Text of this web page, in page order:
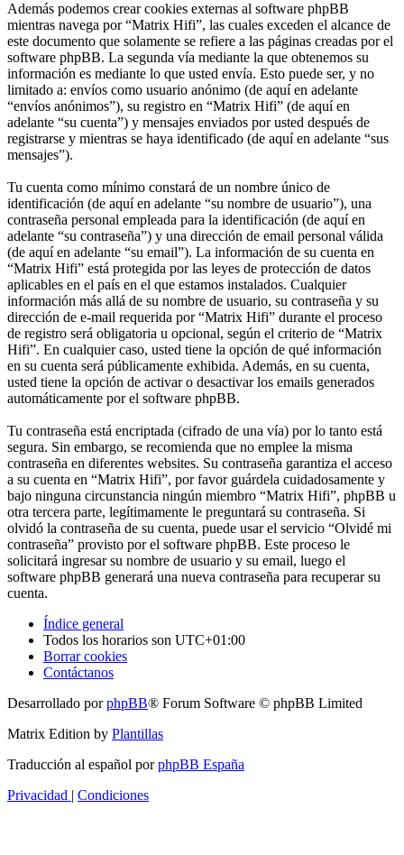
Además podemos crear cookies externas al software phpBB
mientras navega por “Matrix Hifi”, las cuales exceden el alcance de
este documento que solamente se refiere a las páginas creadas por el
software phpBB. La segunda vía mediante la que obtenemos su
información es mediante lo que usted envía. Esto puede ser, y no
limitado a: envíos como usuario anónimo (de aquí en adelante
“envíos anónimos”), su registro en “Matrix Hifi” (de aquí en
adelante “su cuenta”) y mensajes enviados por usted después de
registrarse y mientras se haya identificado (de aquí en adelante “sus
mensajes”).
Tu cuenta como mínimo constará de un nombre único de
identificación (de aquí en adelante “su nombre de usuario”), una
contraseña personal empleada para la identificación (de aquí en
adelante “su contraseña”) y una dirección de email personal válida
(de aquí en adelante “su email”). La información de su cuenta en
“Matrix Hifi” está protegida por las leyes de protección de datos
aplicables en el país en el que estamos instalados. Cualquier
información más allá de su nombre de usuario, su contraseña y su
dirección de e-mail requerida por “Matrix Hifi” durante el proceso
de registro será obligatoria u opcional, según el criterio de “Matrix
Hifi”. En cualquier caso, usted tiene la opción de qué información
en su cuenta será públicamente exhibida. Además, en su cuenta,
usted tiene la opción de activar o desactivar los emails generados
automáticamente por el software phpBB.
Tu contraseña está encriptada (cifrado de una vía) por lo tanto está
segura. Sin embargo, se recomienda que no emplee la misma
contraseña en diferentes websites. Su contraseña garantiza el acceso
a su cuenta en “Matrix Hifi”, por favor guárdela cuidadosamente y
bajo ninguna circunstancia ningún miembro “Matrix Hifi”, phpBB u
otra tercera parte, legítimamente le preguntará su contraseña. Si
olvidó la contraseña de su cuenta, puede usar el servicio “Olvidé mi
contraseña” provisto por el software phpBB. Este proceso le
solicitará ingresar su nombre de usuario y su email, luego el
software phpBB generará una nueva contraseña para recuperar su
cuenta.
Índice general
Todos los horarios son UTC+01:00
Borrar cookies
Contáctanos
Desarrollado porphpBB® Forum Software © phpBB Limited
Matrix Edition by Plantillas
Traducción al español porphpBB España
Privacidad | Condiciones